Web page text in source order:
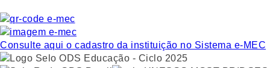
Consulte aqui o cadastro da instituição no Sistema e-MEC